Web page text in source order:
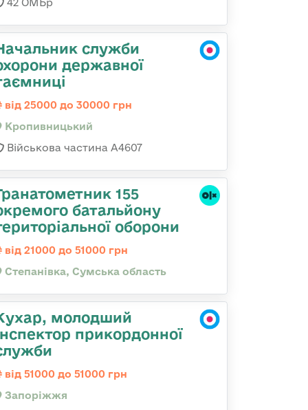
42 ОМБр
служби
державної
від 25000 до 30000 грн
Кропивницький
Військова частина А4607
155
батальйону
оборони
від 21000 до 51000 грн
Степанівка, Сумська область
молодший
прикордонної
від 51000 до 51000 грн
Запоріжжя